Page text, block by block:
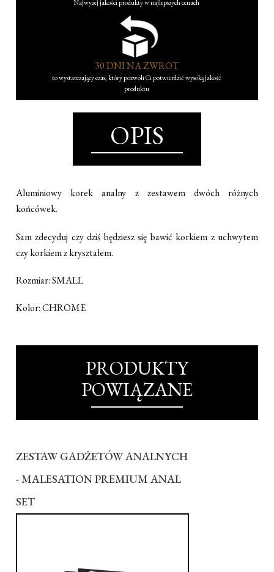
Najwyżej jakości produkty w najlepszych cenach
30 DNI NA ZWROT
to wystarczający czas, który pozwoli Ci potwierdzić wysoką jakość
produktu
OPIS
Aluminiowy korek analny z zestawem dwóch różnych
końcówek.
Sam zdecyduj czy dziś będziesz się bawić korkiem z uchwytem
czy korkiem z kryształem.
Rozmiar: SMALL
Kolor: CHROME
PRODUKTY
POWIĄZANE
ZESTAW GADŻETÓW ANALNYCH
- MALESATION PREMIUM ANAL
SET